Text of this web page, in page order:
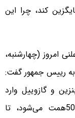
کند، چرا این
امروز (چهارشنبه،
به رییس جمهور گفت:
میلیارد دلار بنزین و گازوییل وارد
می‌کنیم، این 8 میلیارد دلار نزدیک به 500همت می‌شود، تا